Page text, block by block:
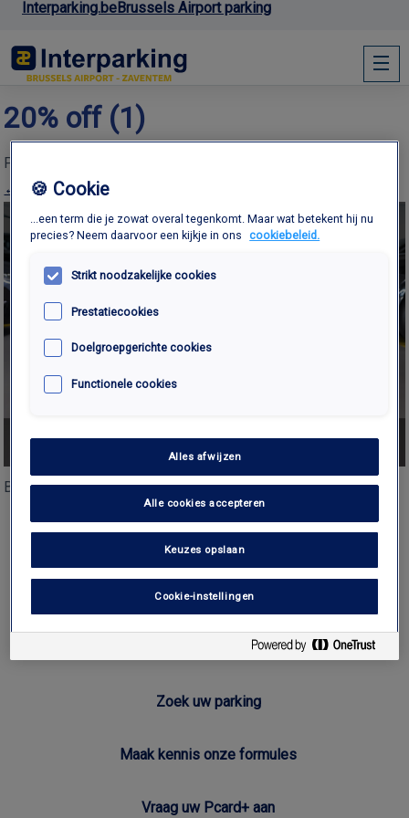
Interparking.beBrussels Airport parking
20% off (1)
Published
← Previous
Both comments and trackbacks are currently closed.
Interparking in België
Zoek uw parking
Maak kennis onze formules
Vraag uw Pcard+ aan
🍪 Cookie
...een term die je zowat overal tegenkomt. Maar wat betekent hij nu
precies? Neem daarvoor een kijkje in ons
cookiebeleid.
Strikt noodzakelijke cookies
Prestatiecookies
Doelgroepgerichte cookies
Functionele cookies
Alles afwijzen
Alle cookies accepteren
Keuzes opslaan
Cookie-instellingen